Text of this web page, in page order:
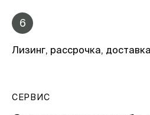
6
Лизинг, рассрочка,
СЕРВИС